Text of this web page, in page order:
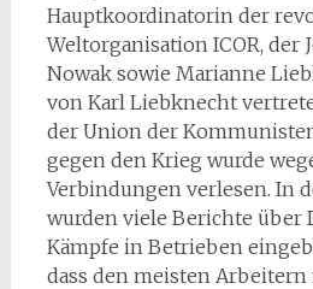
Hauptkoordinatorin der
Weltorganisation ICOR, der
Nowak sowie Marianne
von Karl Liebknecht
der Union der
gegen den Krieg wurde
Verbindungen verlesen. In
wurden viele Berichte über
Kämpfe in Betrieben
dass den meisten